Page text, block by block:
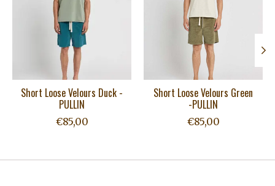
Short Loose Velours Duck -
PULLIN
€85,00
Short Loose Velours Green
-PULLIN
€85,00